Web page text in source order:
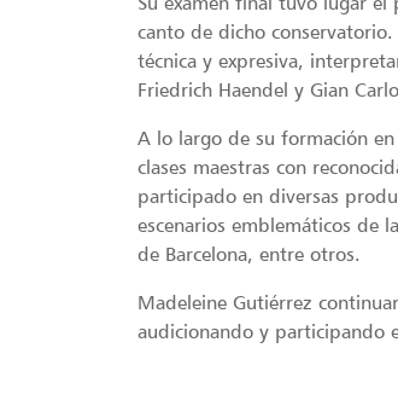
canto de dicho
técnica y expresiva,
Friedrich Haendel y Gian
A lo largo de su formación
clases maestras con
participado en diversas
escenarios emblemáticos de
de Barcelona, entre otros.
Madeleine Gutiérrez
audicionando y participando